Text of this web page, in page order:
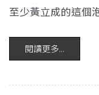
至少黃立成的這個
閱讀更多...